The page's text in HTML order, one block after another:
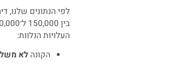
לפי הנתונים שלנו,
העלויות הנלוות:
הקונהלא